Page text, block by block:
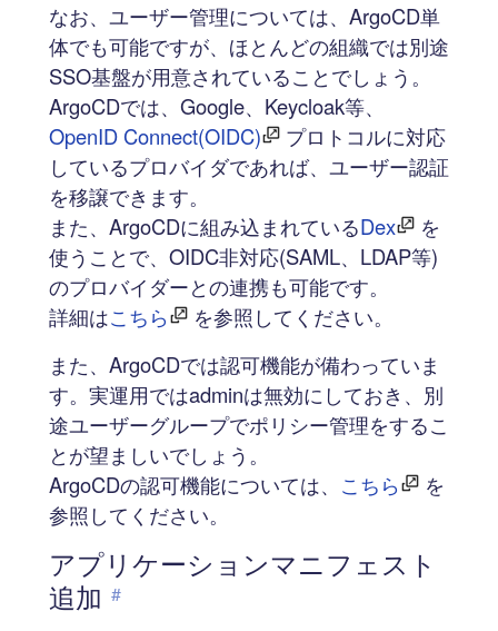
なお、ユーザー管理については、ArgoCD単
体でも可能ですが、ほとんどの組織では別途
SSO基盤が用意されていることでしょう。
ArgoCDでは、Google、Keycloak等、
OpenID Connect(OIDC)
プロトコルに対応
しているプロバイダであれば、ユーザー認証
を移譲できます。
また、ArgoCDに組み込まれているDex
を
使うことで、OIDC非対応(SAML、LDAP等)
のプロバイダーとの連携も可能です。
詳細はこちら
を参照してください。
また、ArgoCDでは認可機能が備わっていま
す。実運用ではadminは無効にしておき、別
途ユーザーグループでポリシー管理をするこ
とが望ましいでしょう。
ArgoCDの認可機能については、 こちら
を
参照してください。
アプリケーションマニフェスト
追加 #